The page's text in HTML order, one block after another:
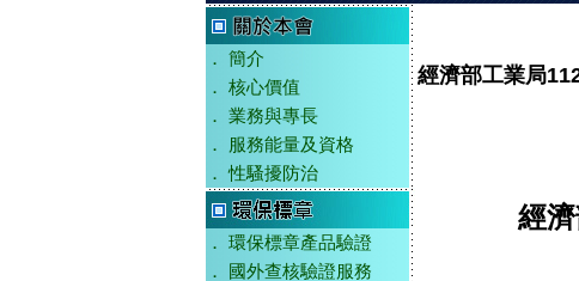
．
簡介
．
核心價值
．
業務與專長
．
服務能量及資格
．
性騷擾防治
．
環保標章產品驗證
．
國外查核驗證服務
經濟部工業局
經